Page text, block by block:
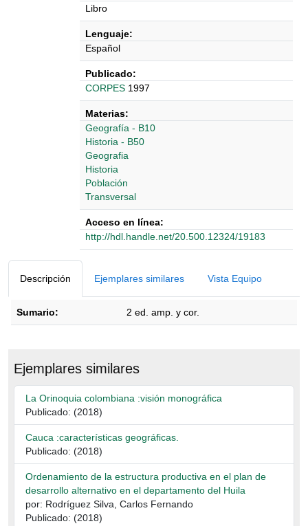
Libro
Lenguaje:
Español
Publicado:
CORPES 1997
Materias:
Geografía - B10
Historia - B50
Geografia
Historia
Población
Transversal
Acceso en línea:
http://hdl.handle.net/20.500.12324/19183
Descripción Ejemplares similares Vista Equipo
Sumario: 2 ed. amp. y cor.
Ejemplares similares
La Orinoquia colombiana :visión monográfica
Publicado: (2018)
Cauca :características geográficas.
Publicado: (2018)
Ordenamiento de la estructura productiva en el plan de
desarrollo alternativo en el departamento del Huila
por: Rodríguez Silva, Carlos Fernando
Publicado: (2018)